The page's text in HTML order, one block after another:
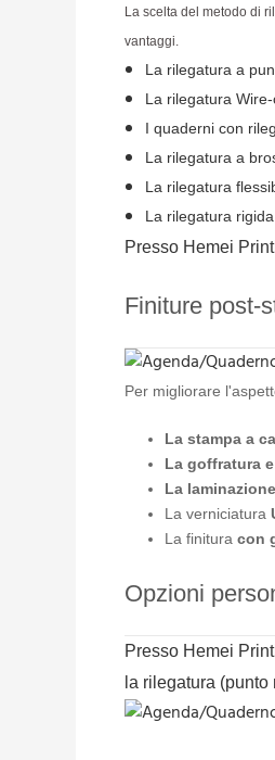
La scelta del metodo di
vantaggi.
La rilegatura a
La rilegatura
I quaderni con
La rilegatura a
La rilegatura
La rilegatura
Presso Hemei
Finiture post-
Per migliorare
La stampa a
La goffratura
La laminazione
La verniciatura
La finitura con
Opzioni
Presso Hemei
la rilegatura